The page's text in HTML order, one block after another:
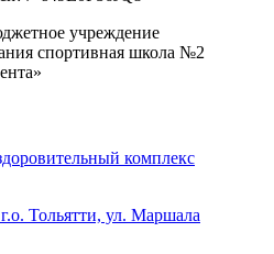
учреждение
спортивная школа №2
комплекс
Тольятти, ул. Маршала